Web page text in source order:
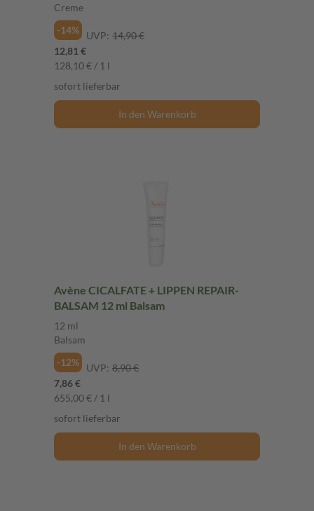
Creme
-14%
UVP: 14,90 €
12,81 €
128,10 € / 1 l
sofort lieferbar
In den Warenkorb
Avène CICALFATE + LIPPEN REPAIR-
BALSAM 12 ml Balsam
12 ml
Balsam
-12%
UVP: 8,90 €
7,86 €
655,00 € / 1 l
sofort lieferbar
In den Warenkorb